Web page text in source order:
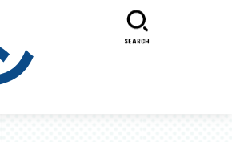
SEARCH